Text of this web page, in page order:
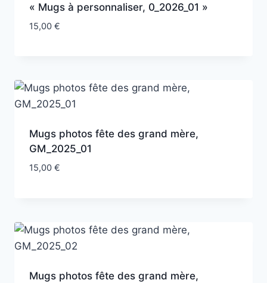
« Mugs à personnaliser, 0_2026_01 »
15,00 €
Mugs photos fête des grand mère,
GM_2025_01
15,00 €
Mugs photos fête des grand mère,